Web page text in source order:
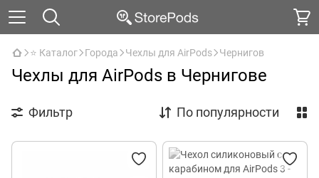
⭐ Каталог Города Чехлы для AirPods Чернигов
Чехлы для AirPods в Чернигове
Фильтр По популярности